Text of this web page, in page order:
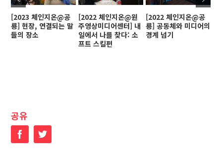
[2023 체인지온@공
룡] 현장, 연결되는 말
들의 장소
[2022 체인지온@원
주영상미디어센터] 내
일에서 나를 찾다: 소
프트 스킬편
[2022 체인지온@공
룡] 공동체와 미디어의
경계 넘기
공유
FacebookTwitter